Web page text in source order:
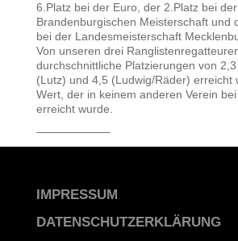
6.Platz bei der Euro, der 2.Platz bei der
Brandenburgischen Meisterschaft und
bei der Landesmeisterschaft
Von unseren drei
durchschnittliche Platzierungen von
(Lutz) und 4,5 (Ludwig/Räder) erreicht
Wert, der in keinem anderen Verein
erreicht wurde.
——————–
IMPRESSUM
DATENSCHUTZERKLÄRUNG